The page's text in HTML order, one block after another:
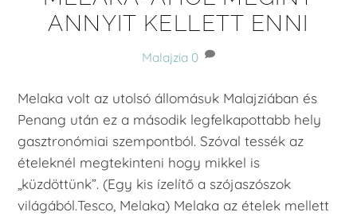
ANNYIT KELLETT ENNI
Malajzia 0
Melaka volt az utolsó állomásuk Malajziában és
Penang után ez a második legfelkapottabb hely
gasztronómiai szempontból. Szóval tessék az
ételeknél megtekinteni hogy mikkel is
„küzdöttünk”. (Egy kis ízelítő a szójaszószok
világából.Tesco, Melaka) Melaka az ételek mellett